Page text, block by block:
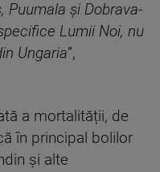
Puumala și Dobrava-
Lumii Noi, nu
Ungaria”,
a mortalității, de
în principal bolilor
și alte